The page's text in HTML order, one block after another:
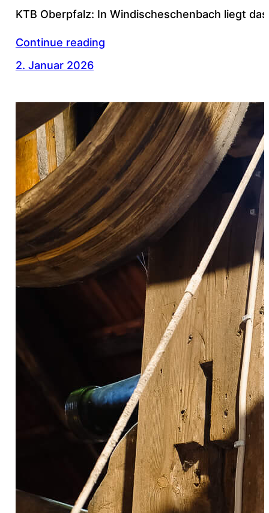
KTB Oberpfalz: In Windischeschenbach liegt
Continue reading
2. Januar 2026